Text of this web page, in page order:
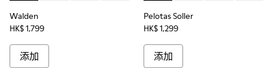
Walden
HK$ 1,799
添加
Pelotas Soller
HK$ 1,299
添加